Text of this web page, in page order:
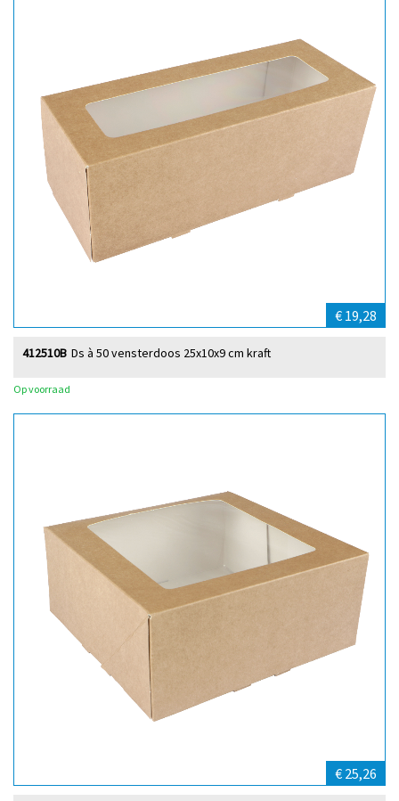
€ 19,28
Ds à 50 vensterdoos 25x10x9 cm kraft
412510B
Op voorraad
€ 25,26